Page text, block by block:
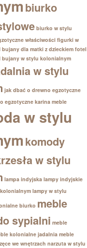
biurko
biurko w stylu
właściwości figurki w
dla matki z dzieckiemfotel
bujany w stylu kolonialnym
w stylu
jak dbać o drewno egzotyczne
egzotycznekarina meble
w stylu
komody
w stylu
lampa indyjska lampy indyjskie
lampy w stylu
biurko meble
sypialni meble
kolonialne jadalniameble
we wnętrzach narzuta w stylu